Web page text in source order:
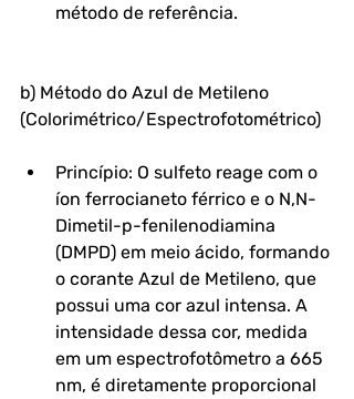
método de referência.
b) Método do Azul de Metileno
(Colorimétrico/Espectrofotométrico)
Princípio: O sulfeto reage com o
íon ferrocianeto férrico e o N,N-
Dimetil-p-fenilenodiamina
(DMPD) em meio ácido, formando
o corante Azul de Metileno, que
possui uma cor azul intensa. A
intensidade dessa cor, medida
em um espectrofotômetro a 665
nm, é diretamente proporcional